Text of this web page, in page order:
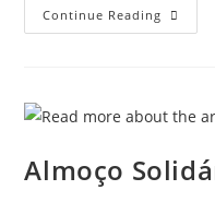
Continue Reading
Almoço